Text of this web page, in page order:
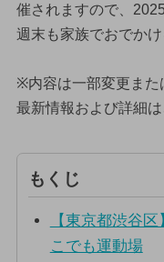
催されますので、
週末も家族でおでか
※内容は一部変更また
最新情報および詳細
もくじ
【東京都渋谷
こでも運動場